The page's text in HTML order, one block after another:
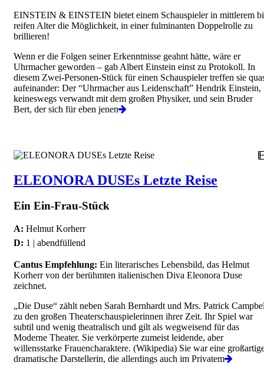
EINSTEIN & EINSTEIN bietet einem Schauspieler in mittlerem
reifen Alter die Möglichkeit, in einer fulminanten Doppelrolle zu
brillieren!
Wenn er die Folgen seiner Erkenntnisse geahnt hätte, wäre er
Uhrmacher geworden – gab Albert Einstein einst zu Protokoll. In
diesem Zwei-Personen-Stück für einen Schauspieler treffen sie
aufeinander: Der “Uhrmacher aus Leidenschaft” Hendrik Einstein,
keineswegs verwandt mit dem großen Physiker, und sein Bruder
Bert, der sich für eben jenen
ELEONORA DUSEs Letzte Reise
Ein Ein-Frau-Stück
A: Helmut Korherr
D: 1 | abendfüllend
Cantus Empfehlung: Ein literarisches Lebensbild, das Helmut
Korherr von der berühmten italienischen Diva Eleonora Duse
zeichnet.
„Die Duse“ zählt neben Sarah Bernhardt und Mrs. Patrick
zu den großen Theaterschauspielerinnen ihrer Zeit. Ihr Spiel war
subtil und wenig theatralisch und gilt als wegweisend für das
Moderne Theater. Sie verkörperte zumeist leidende, aber
willensstarke Frauencharaktere. (Wikipedia) Sie war eine
dramatische Darstellerin, die allerdings auch im Privatem